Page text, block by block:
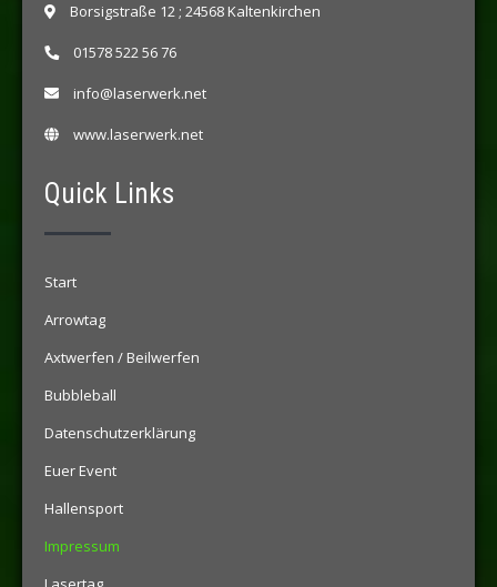
Borsigstraße 12 ; 24568 Kaltenkirchen
01578 522 56 76
info@laserwerk.net
www.laserwerk.net
Quick Links
Start
Arrowtag
Axtwerfen / Beilwerfen
Bubbleball
Datenschutzerklärung
Euer Event
Hallensport
Impressum